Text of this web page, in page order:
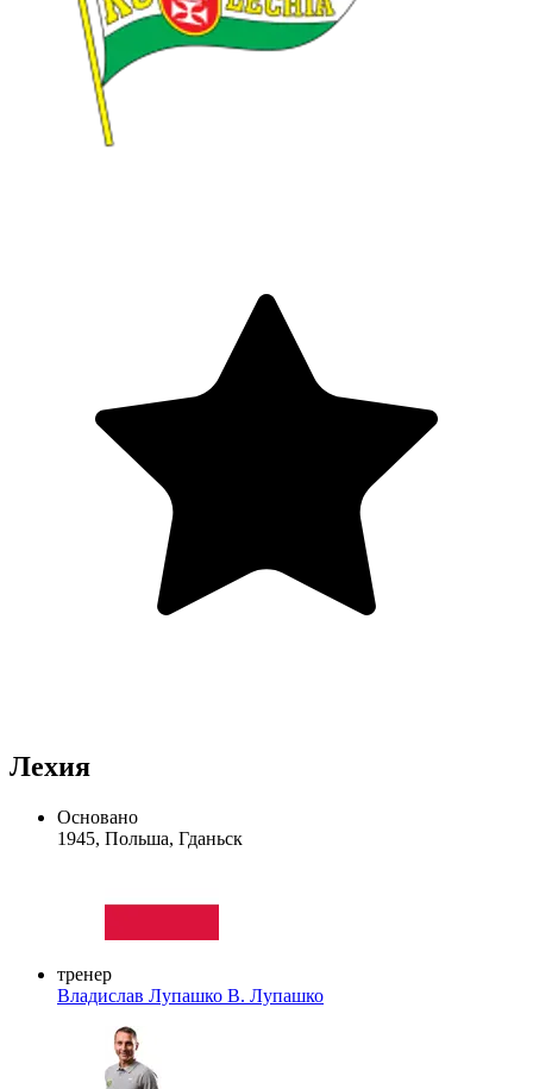
Лехия
Основано
1945, Польша, Гданьск
тренер
Владислав Лупашко В. Лупашко